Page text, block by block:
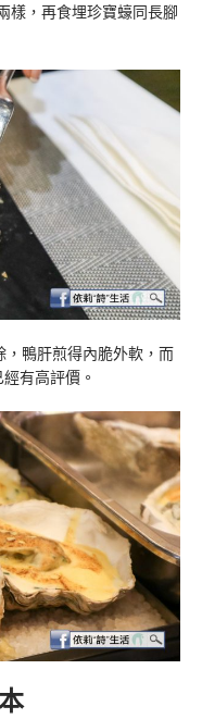
樣，再食埋珍寶蠔同長腳
鴨肝煎得內脆外軟，而
有高評價。